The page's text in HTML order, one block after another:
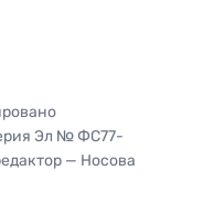
Эл № ФС77-
— Носова